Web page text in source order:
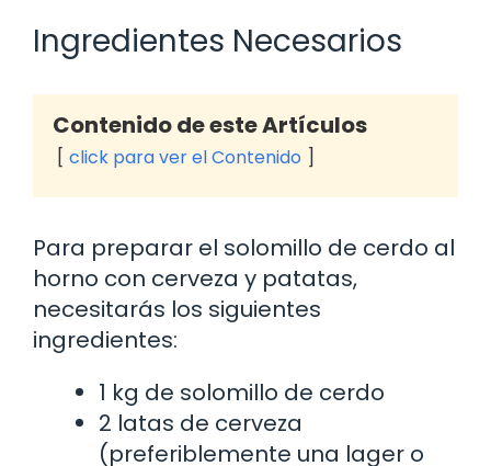
Ingredientes Necesarios
Contenido de este Artículos
click para ver el Contenido
Para preparar el solomillo de cerdo al
horno con cerveza y patatas,
necesitarás los siguientes
ingredientes:
1 kg de solomillo de cerdo
2 latas de cerveza
(preferiblemente una lager o